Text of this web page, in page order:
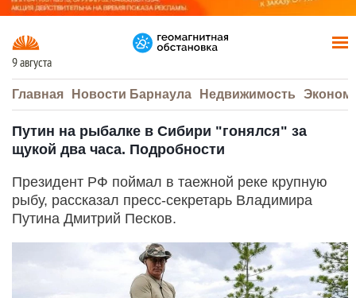
9 августа
Главная Новости Барнаула Недвижимость
Путин на рыбалке в Сибири "гонялся" за
щукой два часа. Подробности
Президент РФ поймал в таежной реке крупную
рыбу, рассказал пресс-секретарь Владимира
Путина Дмитрий Песков.